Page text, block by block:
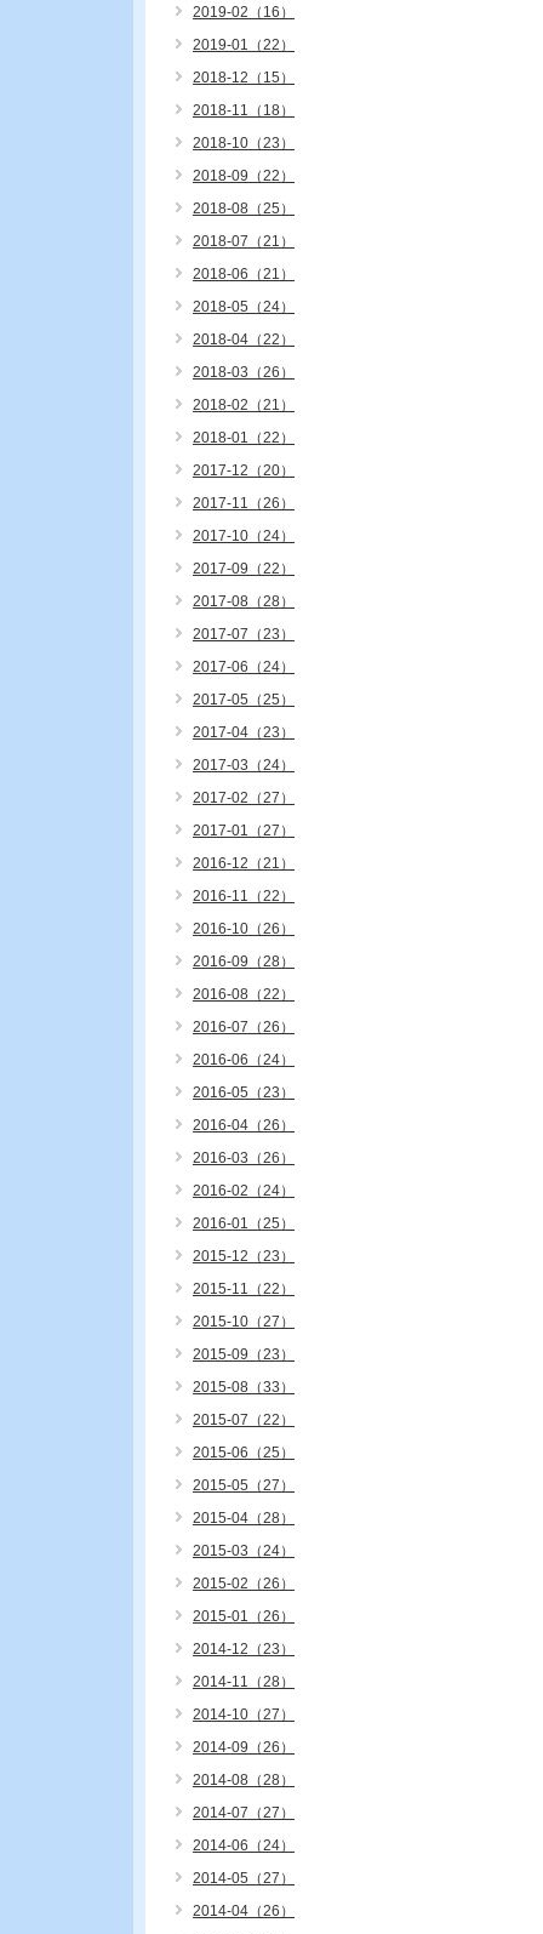
2019-02（16）
2019-01（22）
2018-12（15）
2018-11（18）
2018-10（23）
2018-09（22）
2018-08（25）
2018-07（21）
2018-06（21）
2018-05（24）
2018-04（22）
2018-03（26）
2018-02（21）
2018-01（22）
2017-12（20）
2017-11（26）
2017-10（24）
2017-09（22）
2017-08（28）
2017-07（23）
2017-06（24）
2017-05（25）
2017-04（23）
2017-03（24）
2017-02（27）
2017-01（27）
2016-12（21）
2016-11（22）
2016-10（26）
2016-09（28）
2016-08（22）
2016-07（26）
2016-06（24）
2016-05（23）
2016-04（26）
2016-03（26）
2016-02（24）
2016-01（25）
2015-12（23）
2015-11（22）
2015-10（27）
2015-09（23）
2015-08（33）
2015-07（22）
2015-06（25）
2015-05（27）
2015-04（28）
2015-03（24）
2015-02（26）
2015-01（26）
2014-12（23）
2014-11（28）
2014-10（27）
2014-09（26）
2014-08（28）
2014-07（27）
2014-06（24）
2014-05（27）
2014-04（26）